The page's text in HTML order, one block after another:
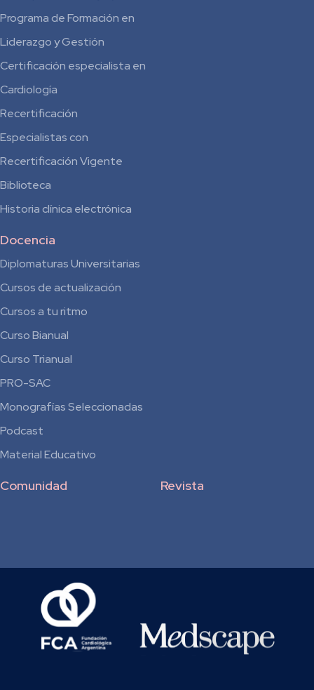
Programa de Formación en
Liderazgo y Gestión
Certificación especialista en
Cardiología
Recertificación
Especialistas con
Recertificación Vigente
Biblioteca
Historia clínica electrónica
Docencia
Diplomaturas Universitarias
Cursos de actualización
Cursos a tu ritmo
Curso Bianual
para
Residentes
Curso Trianual
PRO-SAC
Monografías Seleccionadas
Podcast
Material Educativo
Revista
Comunidad